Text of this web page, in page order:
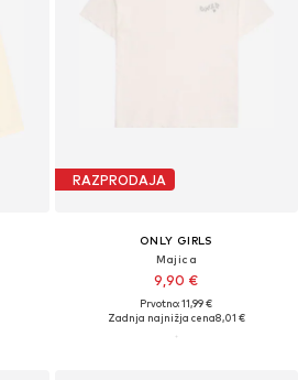
RAZPRODAJA
ONLY GIRLS
Majica
9,90 €
Prvotno: 11,99 €
Zadnja najnižja cena8,01 €